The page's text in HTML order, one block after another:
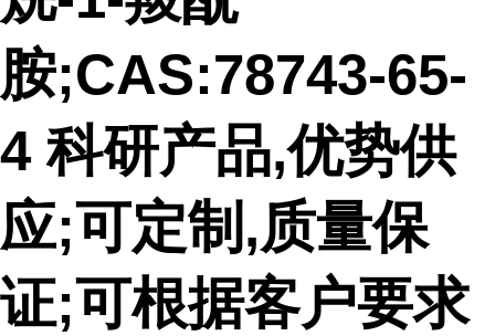
胺;CAS:78743-65-
4 科研产品,优势供
应;可定制,质量保
证;可根据客户要求